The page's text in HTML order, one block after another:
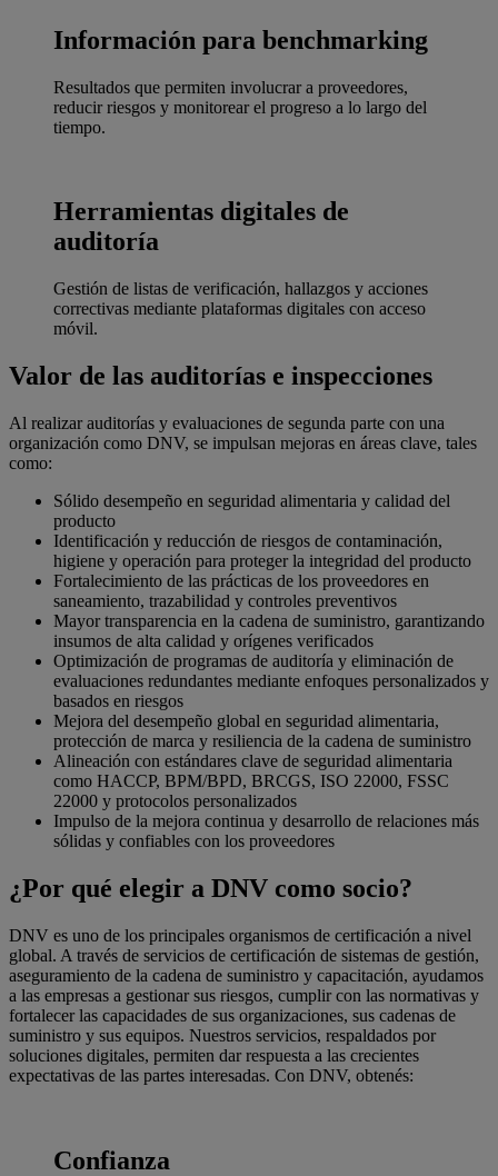
Información para benchmarking
Resultados que permiten involucrar a proveedores,
reducir riesgos y monitorear el progreso a lo largo del
tiempo.
Herramientas digitales de
auditoría
Gestión de listas de verificación, hallazgos y acciones
correctivas mediante plataformas digitales con acceso
móvil.
Valor de las auditorías e inspecciones
Al realizar auditorías y evaluaciones de segunda parte con una
organización como DNV, se impulsan mejoras en áreas clave, tales
como:
Sólido desempeño en seguridad alimentaria y calidad del
producto
Identificación y reducción de riesgos de contaminación,
higiene y operación para proteger la integridad del producto
Fortalecimiento de las prácticas de los proveedores en
saneamiento, trazabilidad y controles preventivos
Mayor transparencia en la cadena de suministro, garantizando
insumos de alta calidad y orígenes verificados
Optimización de programas de auditoría y eliminación de
evaluaciones redundantes mediante enfoques personalizados y
basados en riesgos
Mejora del desempeño global en seguridad alimentaria,
protección de marca y resiliencia de la cadena de suministro
Alineación con estándares clave de seguridad alimentaria
como HACCP, BPM/BPD, BRCGS, ISO 22000, FSSC
22000 y protocolos personalizados
Impulso de la mejora continua y desarrollo de relaciones más
sólidas y confiables con los proveedores
¿Por qué elegir a DNV como socio?
DNV es uno de los principales organismos de certificación a nivel
global. A través de servicios de certificación de sistemas de gestión,
aseguramiento de la cadena de suministro y capacitación, ayudamos
a las empresas a gestionar sus riesgos, cumplir con las normativas y
fortalecer las capacidades de sus organizaciones, sus cadenas de
suministro y sus equipos. Nuestros servicios, respaldados por
soluciones digitales, permiten dar respuesta a las crecientes
expectativas de las partes interesadas. Con DNV, obtenés:
Confianza